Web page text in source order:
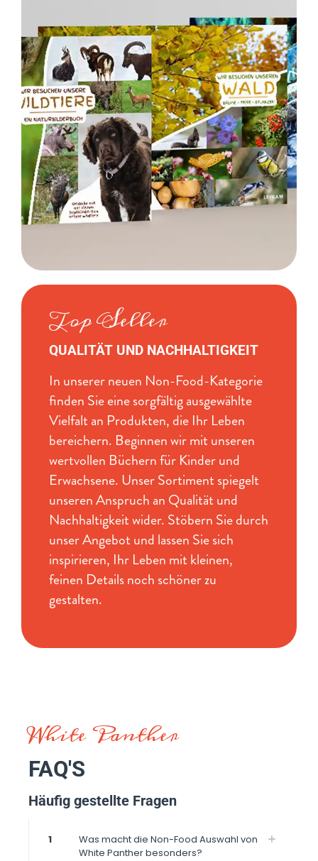
Top Seller
QUALITÄT UND NACHHALTIGKEIT
In unserer neuen Non-Food-Kategorie
finden Sie eine sorgfältig ausgewählte
Vielfalt an Produkten, die Ihr Leben
bereichern. Beginnen wir mit unseren
wertvollen Büchern für Kinder und
Erwachsene. Unser Sortiment spiegelt
unseren Anspruch an Qualität und
Nachhaltigkeit wider. Stöbern Sie durch
unser Angebot und lassen Sie sich
inspirieren, Ihr Leben mit kleinen,
feinen Details noch schöner zu
gestalten.
White Panther
FAQ'S
Häufig gestellte Fragen
1
Was macht die Non-Food Auswahl von
White Panther besonders?